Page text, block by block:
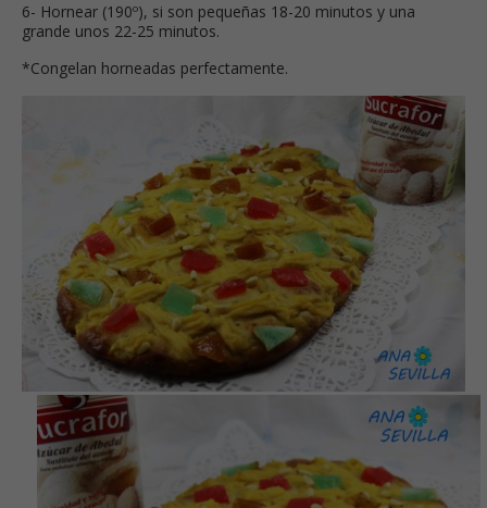
6- Hornear (190º), si son pequeñas 18-20 minutos y una
grande unos 22-25 minutos.
*Congelan horneadas perfectamente.